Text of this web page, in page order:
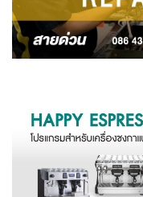
ทั้งนี้ Hillkoff มีศูนย์
เครื่องบดกาแฟ อะ
กาแฟของคุณพร้อมรั
บริการรับซ่อม
บริษัทฮิลล์คอฟฟ์มุ่งมั่
อุปกรณ์ทุกการใช้
เครื่องทำกาแฟคุณ